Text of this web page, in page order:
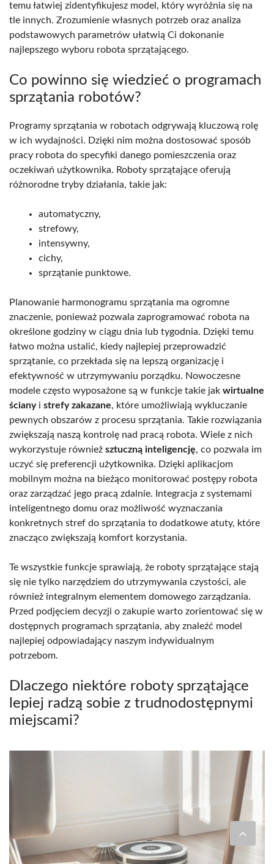
temu łatwiej zidentyfikujesz model, który wyróżnia się na
tle innych. Zrozumienie własnych potrzeb oraz analiza
podstawowych parametrów ułatwią Ci dokonanie
najlepszego wyboru robota sprzątającego.
Co powinno się wiedzieć o programach
sprzątania robotów?
Programy sprzątania w robotach odgrywają kluczową rolę
w ich wydajności. Dzięki nim można dostosować sposób
pracy robota do specyfiki danego pomieszczenia oraz
oczekiwań użytkownika. Roboty sprzątające oferują
różnorodne tryby działania, takie jak:
automatyczny,
strefowy,
intensywny,
cichy,
sprzątanie punktowe.
Planowanie harmonogramu sprzątania ma ogromne
znaczenie, ponieważ pozwala zaprogramować robota na
określone godziny w ciągu dnia lub tygodnia. Dzięki temu
łatwo można ustalić, kiedy najlepiej przeprowadzić
sprzątanie, co przekłada się na lepszą organizację i
efektywność w utrzymywaniu porządku. Nowoczesne
modele często wyposażone są w funkcje takie jak wirtualne
ścianyi strefy zakazane, które umożliwiają wykluczanie
pewnych obszarów z procesu sprzątania. Takie rozwiązania
zwiększają naszą kontrolę nad pracą robota. Wiele z nich
wykorzystuje również sztuczną inteligencję, co pozwala im
uczyć się preferencji użytkownika. Dzięki aplikacjom
mobilnym można na bieżąco monitorować postępy robota
oraz zarządzać jego pracą zdalnie. Integracja z systemami
inteligentnego domu oraz możliwość wyznaczania
konkretnych stref do sprzątania to dodatkowe atuty, które
znacząco zwiększają komfort korzystania.
Te wszystkie funkcje sprawiają, że roboty sprzątające stają
się nie tylko narzędziem do utrzymywania czystości, ale
również integralnym elementem domowego zarządzania.
Przed podjęciem decyzji o zakupie warto zorientować się w
dostępnych programach sprzątania, aby znaleźć model
najlepiej odpowiadający naszym indywidualnym
potrzebom.
Dlaczego niektóre roboty sprzątające
lepiej radzą sobie z trudnodostępnymi
miejscami?